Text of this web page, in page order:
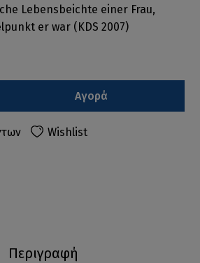
Lebensbeichte einer Frau,
er war (KDS 2007)
Αγορά
Wishlist
Περιγραφή